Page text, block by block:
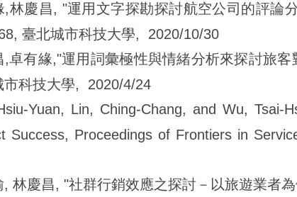
,林慶昌, "運用文字探勘探討航空公司的評論
臺北城市科技大學, 2020/10/30
,卓有緣,"運用詞彙極性與情緒分析來探討旅
市科技大學, 2020/4/24
Yuan, Lin, Ching-Chang, and Wu, Tsai-
Success, Proceedings of Frontiers in
, 林慶昌, "社群行銷效應之探討－以旅遊業者